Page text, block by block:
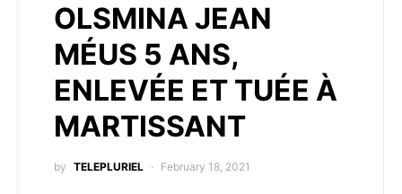
OLSMINA JEAN
MÉUS 5 ANS,
ENLEVÉE ET TUÉE À
MARTISSANT
by TELEPLURIEL February 18, 2021